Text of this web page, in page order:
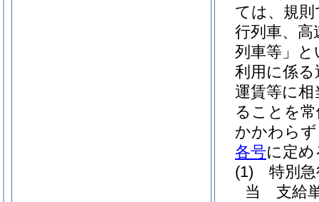
ては、規
行列車、高
列車等」と
利用に係
運賃等に
ることを
かかわら
各号に定
(1)
特別
当 支給